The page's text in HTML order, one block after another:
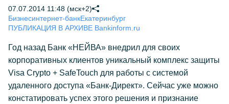
07.07.2014 11:48 (мск+2)
Бизнесинтернет-банкЕкатеринбург
ПУБЛИКАЦИЯ В АРХИВЕ Bankinform.ru
Год назад Банк «НЕЙВА» внедрил для своих
корпоративных клиентов уникальный комплекс защиты
Visa Crypto + SafeTouch для работы с системой
удаленного доступа «Банк-Директ». Сейчас уже можно
констатировать успех этого решения и признание